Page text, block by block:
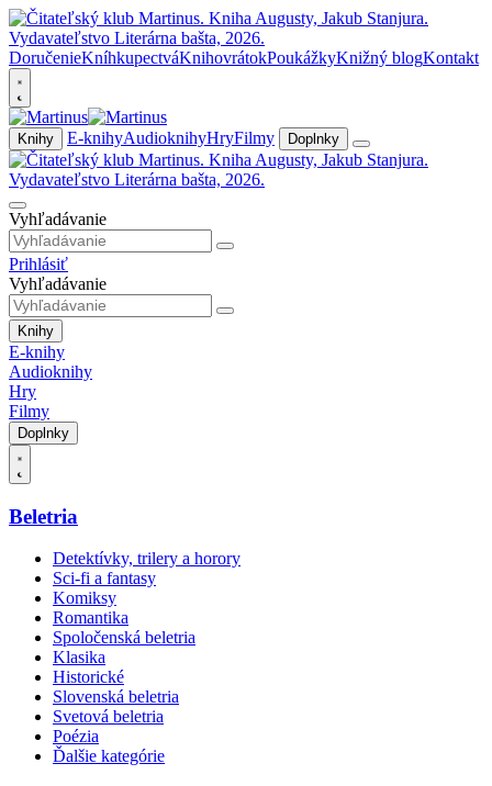
DoručenieKníhkupectváKnihovrátokPoukážkyKnižný blogKontakt
Knihy E-knihyAudioknihyHryFilmy Doplnky
Vyhľadávanie
Prihlásiť
Vyhľadávanie
Knihy
E-knihy
Audioknihy
Hry
Filmy
Doplnky
Beletria
Detektívky, trilery a horory
Sci-fi a fantasy
Komiksy
Romantika
Spoločenská beletria
Klasika
Historické
Slovenská beletria
Svetová beletria
Poézia
Ďalšie kategórie